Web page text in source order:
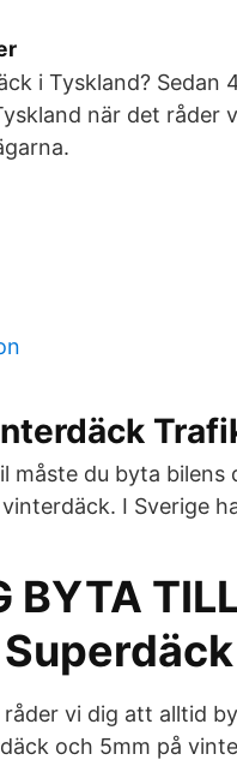
i Tyskland? Sedan
när det råder
måste du byta bilens
I Sverige
BYTA
Superdäck
vi dig att alltid
och 5mm på